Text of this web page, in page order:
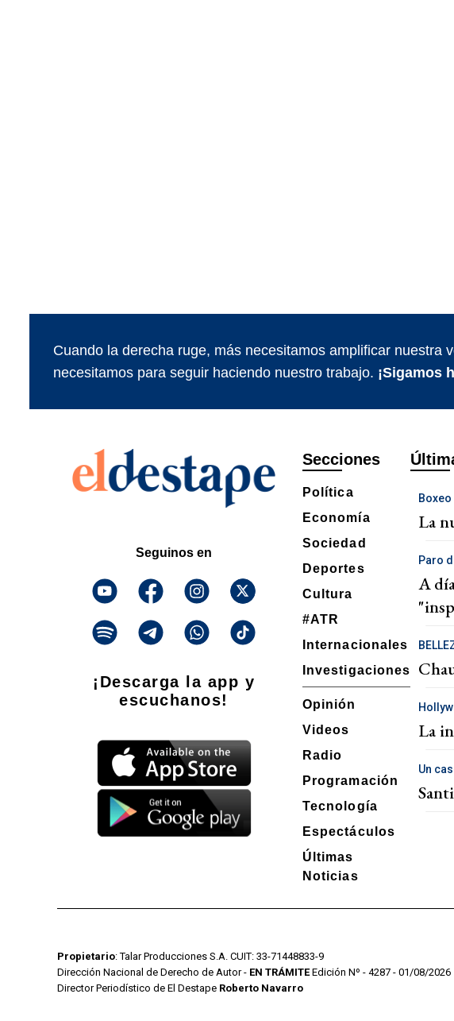
Cuando la derecha ruge, más necesitamos amplificar nuestra
necesitamos para seguir haciendo nuestro trabajo. ¡Sigamos
Seguinos en
¡Descarga la app y
escuchanos!
Secciones
Política
Economía
Sociedad
Deportes
Cultura
#ATR
Internacionales
Investigaciones
Opinión
Videos
Radio
Programación
Tecnología
Espectáculos
Últimas
Noticias
Boxeo
La
Paro
A
La
Un
Propietario: Talar Producciones S.A. CUIT: 33-71448833-9
Dirección Nacional de Derecho de Autor - EN TRÁMITE Edición Nº - 4287 - 01/08/2026
Director Periodístico de El Destape Roberto Navarro